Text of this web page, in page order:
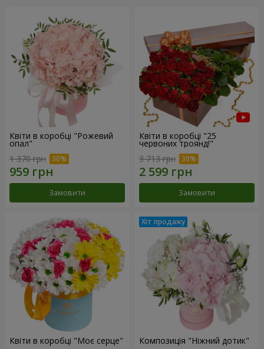
Квіти в коробці "Рожевий
опал"
1 370 грн
Замовити
Квіти в коробці "25
червоних троянд!"
3 713 грн
Замовити
Квіти в коробці "Моє серце" Композиція "Ніжний дотик"